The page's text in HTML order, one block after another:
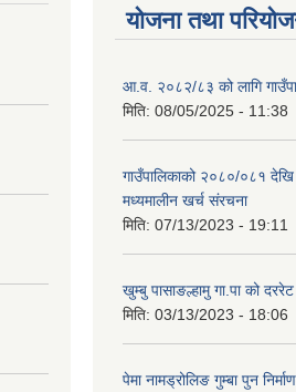
योजना तथा
आ.व. २०८२/८३ को लागि
मिति: 08/05/2025 - 11:38
गाउँपालिकाको २०८०/०८१
मध्यमालीन खर्च संरचना
मिति: 07/13/2023 - 19:11
खुम्बु पासाङल्हामु गा.पा को
मिति: 03/13/2023 - 18:06
पेमा नामड्रोलिङ गुम्बा पुन